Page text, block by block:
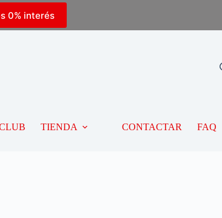
0% interés
TIENDA CONTACTAR FAQ